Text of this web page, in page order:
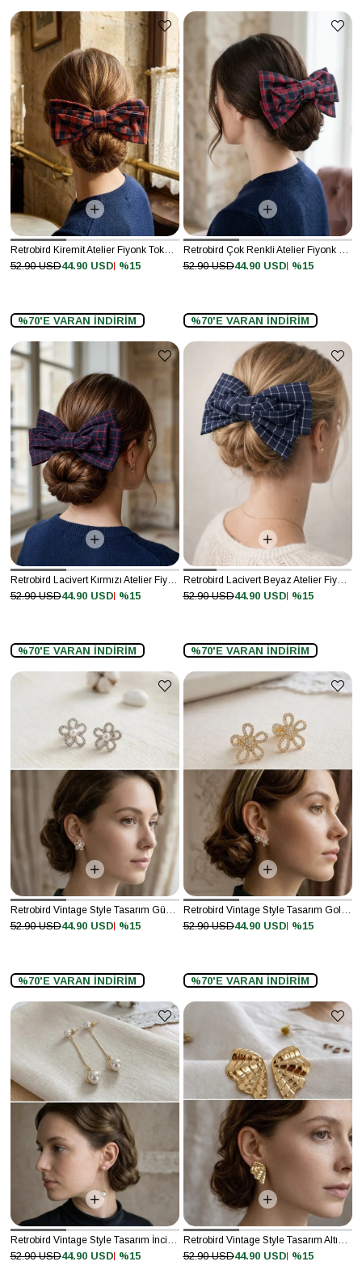
Retrobird Kiremit Atelier Fiyonk Toka – Büyük Boy
%15
44.90 USD
52.90 USD
%70'E VARAN İNDİRİM
Retrobird Çok Renkli Atelier Fiyonk Toka – Büyük Boy
%15
44.90 USD
52.90 USD
%70'E VARAN İNDİRİM
Retrobird Lacivert Kırmızı Atelier Fiyonk Toka – Büyük Boy
%15
44.90 USD
52.90 USD
%70'E VARAN İNDİRİM
Retrobird Lacivert Beyaz Atelier Fiyonk Toka – Büyük Boy
%15
44.90 USD
52.90 USD
%70'E VARAN İNDİRİM
Retrobird Vintage Style Tasarım Gümüş Renkli Küpe
%15
44.90 USD
52.90 USD
%70'E VARAN İNDİRİM
Retrobird Vintage Style Tasarım Gold Renkli Küpe
%15
44.90 USD
52.90 USD
%70'E VARAN İNDİRİM
Retrobird Vintage Style Tasarım İnci Renkli Küpe
%15
44.90 USD
52.90 USD
Retrobird Vintage Style Tasarım Altın Renkli Küpe
%15
44.90 USD
52.90 USD